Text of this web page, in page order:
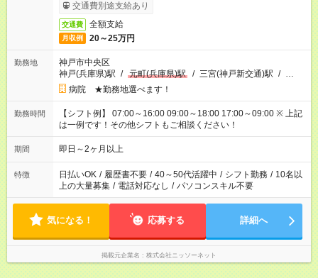
交通費別途支給あり
交通費 全額支給
月収例 20～25万円
勤務地
神戸市中央区
神戸(兵庫県)駅 / 元町(兵庫県)駅 / 三宮(神戸新交通)駅 / …
病院 ★勤務地選べます！
勤務時間
【シフト例】 07:00～16:00 09:00～18:00 17:00～09:00 ※ 上記
は一例です！その他シフトもご相談ください！
期間 即日～2ヶ月以上
特徴 日払いOK / 履歴書不要 / 40～50代活躍中 / シフト勤務 / 10名以
上の大量募集 / 電話対応なし / パソコンスキル不要
気になる！ 応募する 詳細へ
掲載元企業名 株式会社ニッソーネット